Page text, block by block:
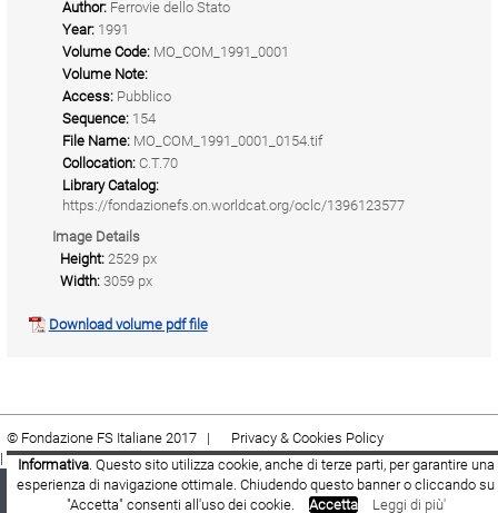
Author: Ferrovie dello Stato
Year: 1991
Volume Code: MO_COM_1991_0001
Volume Note:
Access: Pubblico
Sequence: 154
File Name: MO_COM_1991_0001_0154.tif
Collocation: C.T.70
Library Catalog:
https://fondazionefs.on.worldcat.org/oclc/1396123577
Image Details
Height: 2529 px
Width: 3059 px
Download volume pdf file
© Fondazione FS Italiane 2017 |
Privacy & Cookies Policy
|Cookie|Termini e condizioni
Informativa. Questo sito utilizza cookie, anche di terze parti, per garantire una
esperienza di navigazione ottimale. Chiudendo questo banner o cliccando su
"Accetta" consenti all'uso dei cookie.
Accetta Leggi di più'
Facebook
Youtube
Fondazione FS Italiane